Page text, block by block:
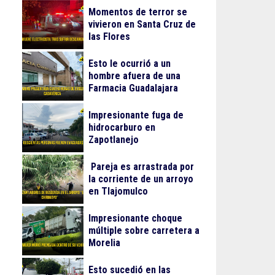
Momentos de terror se
vivieron en Santa Cruz de
las Flores
Esto le ocurrió a un
hombre afuera de una
Farmacia Guadalajara
Impresionante fuga de
hidrocarburo en
Zapotlanejo
Pareja es arrastrada por
la corriente de un arroyo
en Tlajomulco
Impresionante choque
múltiple sobre carretera a
Morelia
Esto sucedió en las